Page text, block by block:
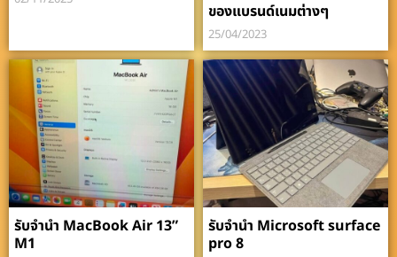
ของแบรนด์เนมต่างๆ
25/04/2023
รับจำนำ MacBook Air 13”
M1
รับจำนำ Microsoft surface
pro 8